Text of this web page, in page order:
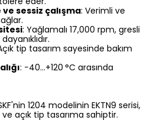
sessiz çalışma: Verimli ve
: Yağlamalı 17,000 rpm, gresli
tip tasarım sayesinde bakım
: −40…+120 °C arasında
1204 modelinin EKTN9 serisi,
açık tip tasarıma sahiptir.